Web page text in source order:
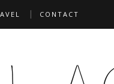
CONTACT